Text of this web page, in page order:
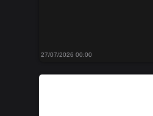
27/07/2026 00:00